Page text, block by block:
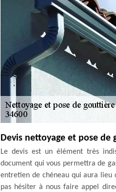
Devis nettoyage et pose de
Le devis est un élément très
document qui vous permettra de
entretien de chéneau qui aura lieu
pas hésiter à nous faire appel